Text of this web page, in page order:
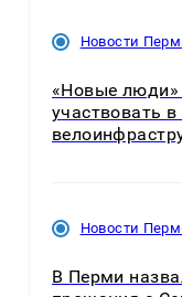
Новости
«Новые люди»
участвовать
Новости
В Перми